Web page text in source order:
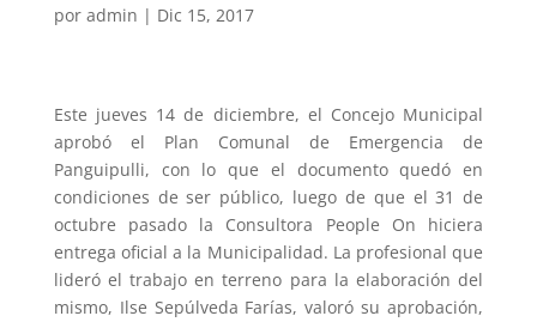
por admin | Dic 15, 2017
Este jueves 14 de diciembre, el Concejo Municipal
aprobó el Plan Comunal de Emergencia de
Panguipulli, con lo que el documento quedó en
condiciones de ser público, luego de que el 31 de
octubre pasado la Consultora People On hiciera
entrega oficial a la Municipalidad. La profesional que
lideró el trabajo en terreno para la elaboración del
mismo, Ilse Sepúlveda Farías, valoró su aprobación,